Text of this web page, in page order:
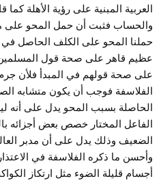
العربية المبنية على رؤية الأهلة
والحساب فثبت أن حمل المحو على
حملنا المحو على الكلف الحاصل في
عظيم قاهر على صحة قول المسلمين
على صحة قولهم في المبدأ فلأن
الفلاسفة فوجب أن يكون متشابه
الحاصلة بسبب المحو يدل على أنه
الفاعل المختار خصص بعض أجزائه
الضعيف وذلك يدل على أن مدبر
وأحسن ما ذكره الفلاسفة في
أجسام قليلة الضوء مثل ارتكاز